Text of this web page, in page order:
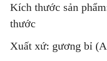
Kích thước sản
thước
Xuất xứ: gương bỉ